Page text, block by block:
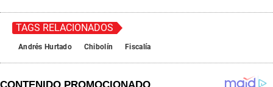
TAGS RELACIONADOS
Andrés Hurtado Chibolín Fiscalía